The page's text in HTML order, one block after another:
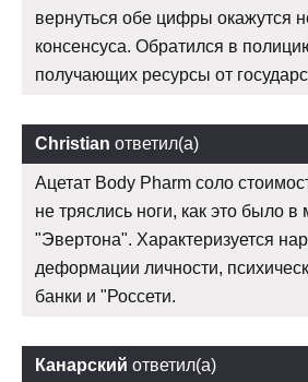
вернуться обе цифры окажутся
консенсуса. Обратился в
получающих ресурсы от
Christian ответил(а)
Ацетат Body Pharm соло
не тряслись ноги, как это было в
"Эвертона". Характеризуется
деформации личности,
банки и "Россети.
Канарский ответил(а)